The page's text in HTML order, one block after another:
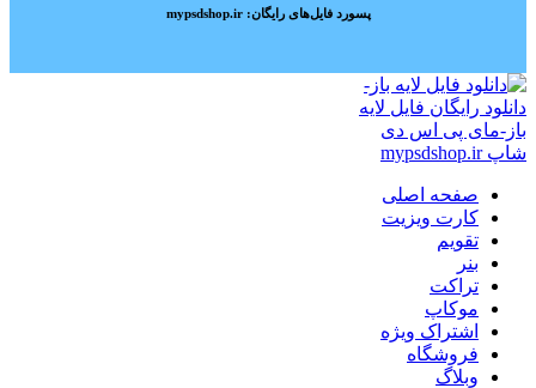
پسورد فایل‌های رایگان: mypsdshop.ir
صفحه اصلی
کارت ویزیت
تقویم
بنر
تراکت
موکاپ
اشتراک ویژه
فروشگاه
وبلاگ